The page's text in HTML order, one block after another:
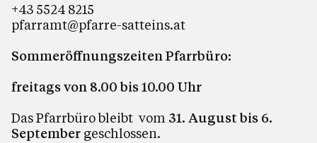
+43 5524 8215
pfarramt@pfarre-satteins.at
Sommeröffnungszeiten Pfarrbüro:
freitags von 8.00 bis 10.00 Uhr
Das Pfarrbüro bleibt vom 31. August bis 6.
September geschlossen.